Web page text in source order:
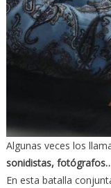
Algunas veces los
sonidistas,
En esta batalla